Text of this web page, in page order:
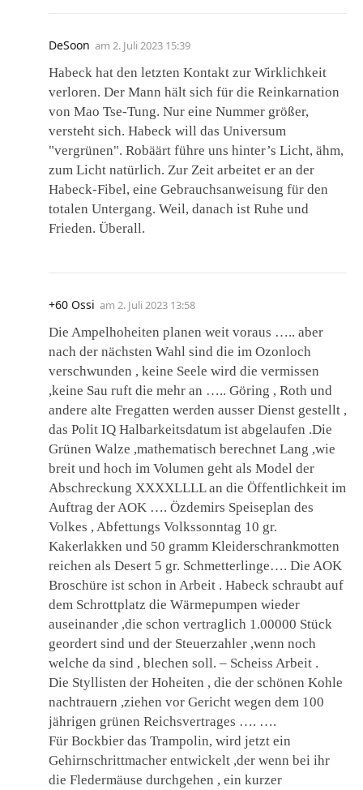
DeSoon am 2. Juli 2023 15:39
Habeck hat den letzten Kontakt zur Wirklichkeit
verloren. Der Mann hält sich für die Reinkarnation
von Mao Tse-Tung. Nur eine Nummer größer,
versteht sich. Habeck will das Universum
"vergrünen". Robäärt führe uns hinter’s Licht, ähm,
zum Licht natürlich. Zur Zeit arbeitet er an der
Habeck-Fibel, eine Gebrauchsanweisung für den
totalen Untergang. Weil, danach ist Ruhe und
Frieden. Überall.
+60 Ossi am 2. Juli 2023 13:58
Die Ampelhoheiten planen weit voraus ….. aber
nach der nächsten Wahl sind die im Ozonloch
verschwunden , keine Seele wird die vermissen
,keine Sau ruft die mehr an ….. Göring , Roth und
andere alte Fregatten werden ausser Dienst gestellt ,
das Polit IQ Halbarkeitsdatum ist abgelaufen .Die
Grünen Walze ,mathematisch berechnet Lang ,wie
breit und hoch im Volumen geht als Model der
Abschreckung XXXXLLLL an die Öffentlichkeit im
Auftrag der AOK …. Özdemirs Speiseplan des
Volkes , Abfettungs Volkssonntag 10 gr.
Kakerlakken und 50 gramm Kleiderschrankmotten
reichen als Desert 5 gr. Schmetterlinge…. Die AOK
Broschüre ist schon in Arbeit . Habeck schraubt auf
dem Schrottplatz die Wärmepumpen wieder
auseinander ,die schon vertraglich 1.00000 Stück
geordert sind und der Steuerzahler ,wenn noch
welche da sind , blechen soll. – Scheiss Arbeit .
Die Styllisten der Hoheiten , die der schönen Kohle
nachtrauern ,ziehen vor Gericht wegen dem 100
jährigen grünen Reichsvertrages …. ….
Für Bockbier das Trampolin, wird jetzt ein
Gehirnschrittmacher entwickelt ,der wenn bei ihr
die Fledermäuse durchgehen , ein kurzer